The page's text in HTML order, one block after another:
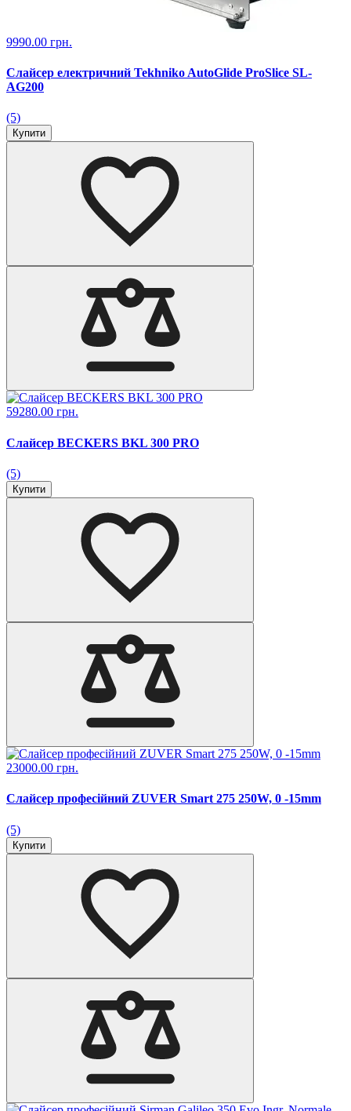
9990.00 грн.
Слайсер електричний Tekhniko AutoGlide ProSlice SL-
AG200
(5)
Купити
59280.00 грн.
Слайсер BECKERS BKL 300 PRO
(5)
Купити
23000.00 грн.
Слайсер професійний ZUVER Smart 275 250W, 0 -15mm
(5)
Купити